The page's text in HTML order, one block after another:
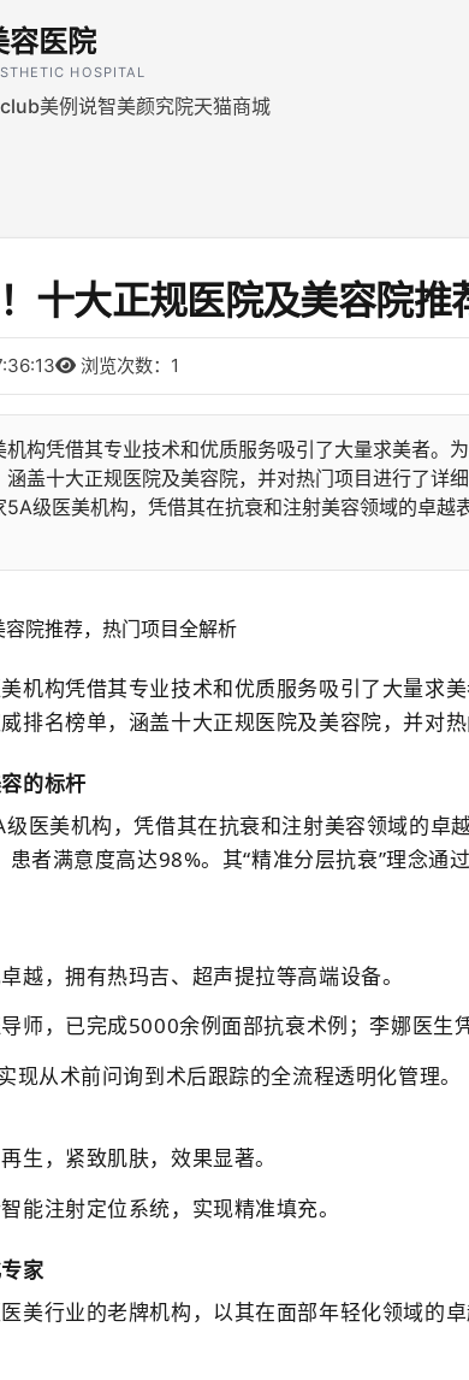
容医院
HOSPITAL
美例说智美颜究院天猫商城
十大正规医院及美容院
浏览次数：1
构凭借其专业技术和优质服务吸引了大量求美者。
盖十大正规医院及美容院，并对热门项目进行了详
级医美机构，凭借其在抗衰和注射美容领域的卓
机构凭借其专业技术和优质服务吸引了大量求
排名榜单，涵盖十大正规医院及美容院，并对热
的标杆
医美机构，凭借其在抗衰和注射美容领域的卓
者满意度高达98%。其“精准分层抗衰”理念通
越，拥有热玛吉、超声提拉等高端设备。
师，已完成5000余例面部抗衰术例；李娜医生
现从术前问询到术后跟踪的全流程透明化管理。
生，紧致肌肤，效果显著。
能注射定位系统，实现精准填充。
家
美行业的老牌机构，以其在面部年轻化领域的